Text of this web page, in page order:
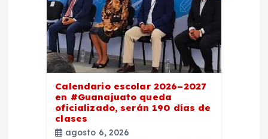
Calendario escolar 2026–2027
en #Guanajuato queda
oficializado, serán 190 días de
clases
agosto 6, 2026